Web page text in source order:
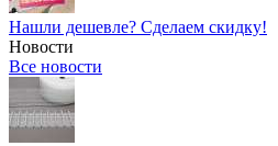
Нашли дешевле? Сделаем скидку!
Новости
Все новости